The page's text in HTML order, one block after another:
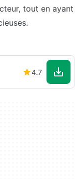
tout en ayant
4.7